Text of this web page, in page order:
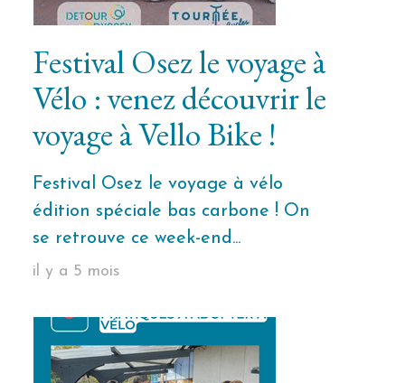
Festival Osez le voyage à
Vélo : venez découvrir le
voyage à Vello Bike !
Festival Osez le voyage à vélo
édition spéciale bas carbone ! On
se retrouve ce week-end...
il y a 5 mois